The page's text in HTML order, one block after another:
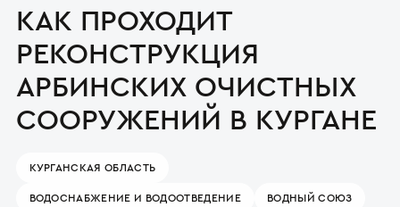
КАК ПРОХОДИТ
РЕКОНСТРУКЦИЯ
АРБИНСКИХ ОЧИСТНЫХ
СООРУЖЕНИЙ В КУРГАНЕ
КУРГАНСКАЯ ОБЛАСТЬ
ВОДОСНАБЖЕНИЕ И ВОДООТВЕДЕНИЕ
ВОДНЫЙ СОЮЗ